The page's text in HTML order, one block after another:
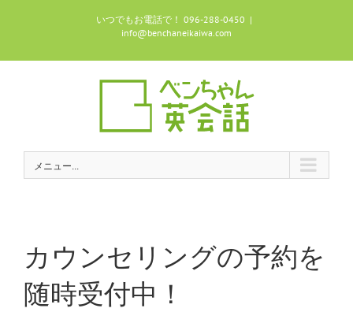
いつでもお電話で！ 096-288-0450 |
info@benchaneikaiwa.com
メニュー...
カウンセリングの予約を
随時受付中！